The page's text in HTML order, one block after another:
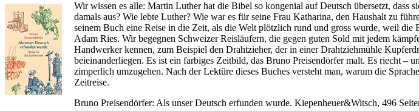
Wir wissen es alle: Martin Luther hat die Bibel so kongenial auf Deutsch übersetzt, dass
damals aus? Wie lebte Luther? Wie war es für seine Frau Katharina, den Haushalt zu
seinem Buch eine Reise in die Zeit, als die Welt plötzlich rund und gross wurde, weil
Adam Ries. Wir begegnen Schweizer Reisläufern, die gegen guten Sold mit jedem
Handwerker kennen, zum Beispiel den Drahtzieher, der in einer Drahtziehmühle
beieinanderliegen. Es ist ein farbiges Zeitbild, das Bruno Preisendörfer malt. Es riecht
zimperlich umzugehen. Nach der Lektüre dieses Buches versteht man, warum die
Zeitreise.
Bruno Preisendörfer: Als unser Deutsch erfunden wurde. Kiepenheuer&Witsch, 496